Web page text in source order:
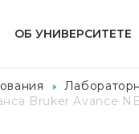
ОБ УНИВЕРСИТЕТЕ
Bruker Avance